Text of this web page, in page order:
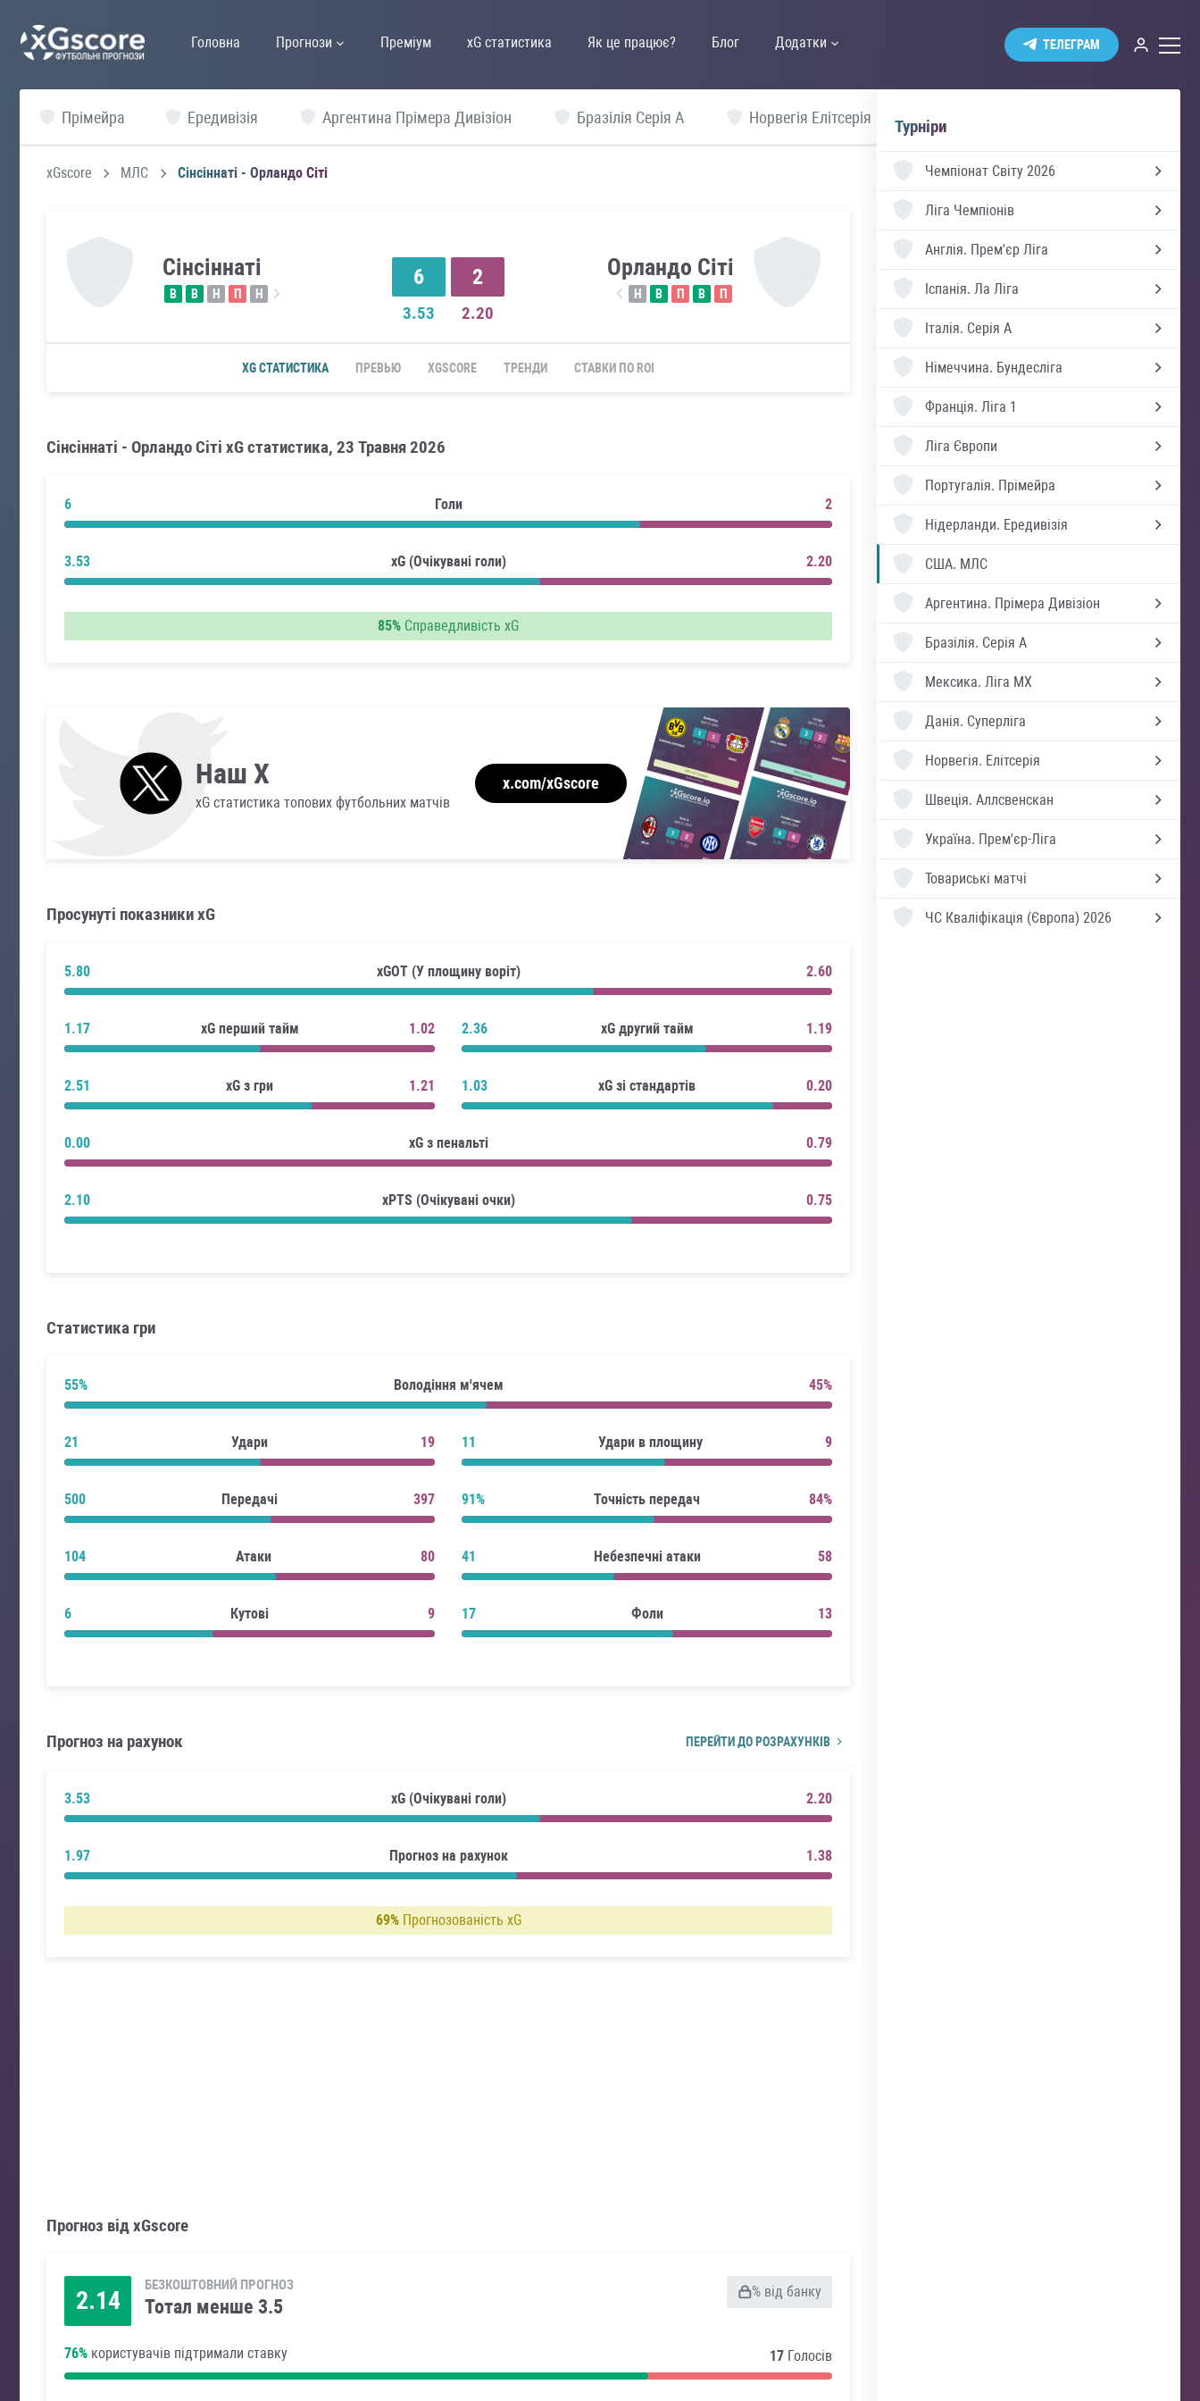
Головна Прогнози Преміум xG статистика Як це працює? Блог Додатки ТЕЛЕГРАМ
Прімейра Ередивізія Аргентина Прімера Дивізіон Бразілія Серія А Норвегія Елітсерія
xGscore МЛС Сінсіннаті - Орландо Сіті
Сінсіннаті
В В Н П Н
6
3.53
2
2.20
Орландо Сіті
Н В П В П
XG СТАТИСТИКА ПРЕВЬЮ XGSCORE ТРЕНДИ СТАВКИ ПО ROI
Сінсіннаті - Орландо Сіті xG статистика, 23 Травня 2026
6 Голи 2
3.53 xG (Очікувані голи) 2.20
85% Справедливість xG
Наш X
xG статистика топових футбольних матчів
x.com/xGscore
Просунуті показники xG
5.80 xGOT (У площину воріт) 2.60
1.17 xG перший тайм 1.02 2.36 xG другий тайм 1.19
2.51 xG з гри 1.21 1.03 xG зі стандартів 0.20
0.00 xG з пенальті 0.79
2.10 xPTS (Очікувані очки) 0.75
Статистика гри
55% Володіння м'ячем 45%
21 Удари 19 11 Удари в площину 9
500 Передачі 397 91% Точність передач 84%
104 Атаки 80 41 Небезпечні атаки 58
6 Кутові 9 17 Фоли 13
Прогноз на рахунок ПЕРЕЙТИ ДО РОЗРАХУНКІВ
3.53 xG (Очікувані голи) 2.20
1.97 Прогноз на рахунок 1.38
69%Прогнозованість xG
Прогноз від xGscore
2.14
БЕЗКОШТОВНИЙ ПРОГНОЗ
Тотал менше 3.5
% від банку
76% користувачів підтримали ставку 17 Голосів
Турніри
Чемпіонат Світу 2026
Ліга Чемпіонів
Англія. Прем'єр Ліга
Іспанія. Ла Ліга
Італія. Серія А
Німеччина. Бундесліга
Франція. Ліга 1
Ліга Європи
Португалія. Прімейра
Нідерланди. Ередивізія
США. МЛС
Аргентина. Прімера Дивізіон
Бразілія. Серія А
Мексика. Ліга MX
Данія. Суперліга
Норвегія. Елітсерія
Швеція. Аллсвенскан
Україна. Прем'єр-Ліга
Товариські матчі
ЧС Кваліфікація (Європа) 2026